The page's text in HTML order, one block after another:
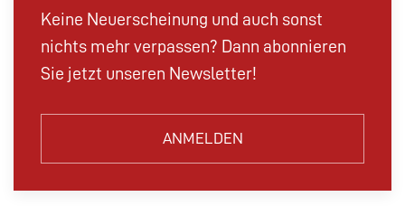
Keine Neuerscheinung und auch sonst
nichts mehr verpassen? Dann abonnieren
Sie jetzt unseren Newsletter!
ANMELDEN